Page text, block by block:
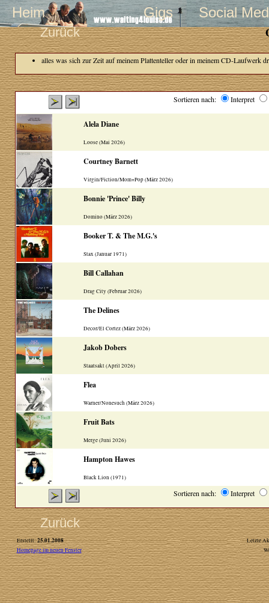
Heim Gigs Social
Zurück
alles was sich zur Zeit auf meinem Plattenteller oder in meinem CD-Laufwerk
Sortieren nach: Interpret
Alela Diane
Loose (Mai 2026)
Courtney Barnett
Virgin/Fiction/Mom+Pop (März 2026)
Bonnie 'Prince' Billy
Domino (März 2026)
Booker T. & The M.G.'s
Stax (Januar 1971)
Bill Callahan
Drag City (Februar 2026)
The Delines
Decor/El Cortez (März 2026)
Jakob Dobers
Staatsakt (April 2026)
Flea
Warner/Nonesuch (März 2026)
Fruit Bats
Merge (Juni 2026)
Hampton Hawes
Black Lion (1971)
Sortieren nach: Interpret
Zurück
Erstellt:25.01.2008
Letzte
Homepage im neuen Fenster